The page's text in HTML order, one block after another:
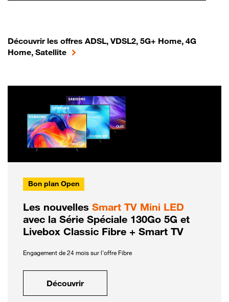
Découvrir les offres ADSL, VDSL2, 5G+ Home, 4G
Home, Satellite
Bon plan Open
Les nouvelles Smart TV Mini LED
avec la Série Spéciale 130Go 5G et
Livebox Classic Fibre + Smart TV
Engagement de 24 mois sur l'offre Fibre
Découvrir